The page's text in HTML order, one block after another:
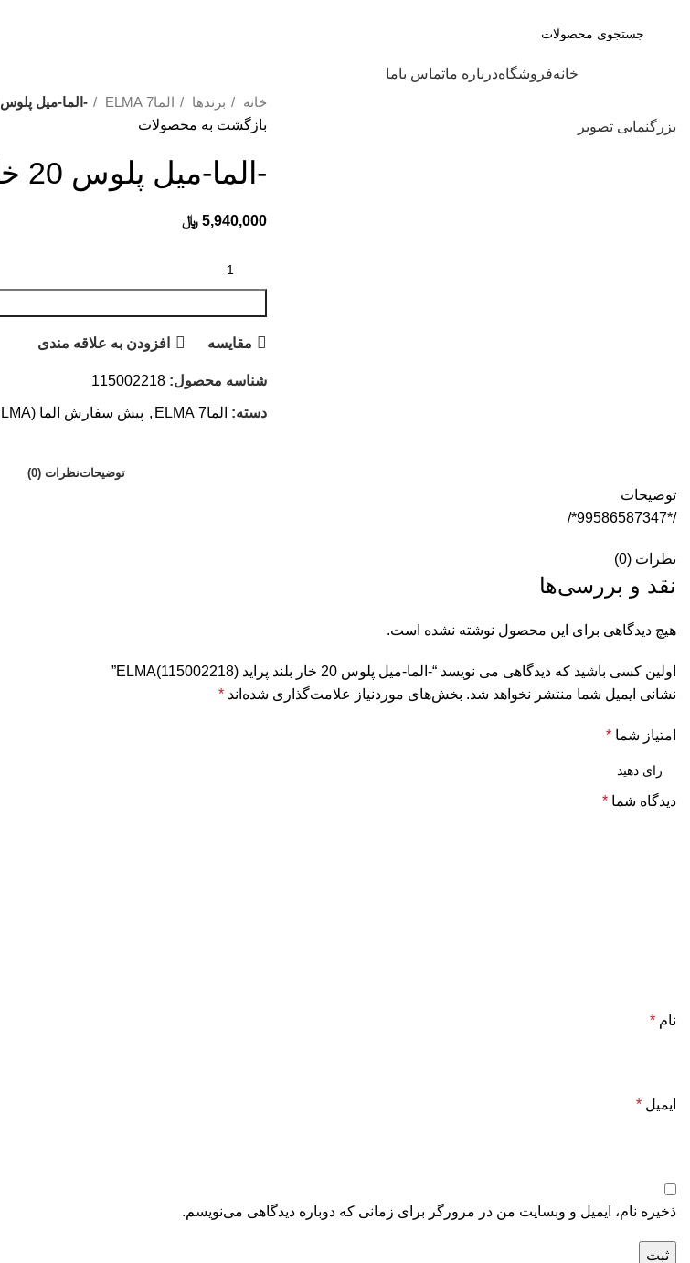
خانهفروشگاهدرباره ماتماس باما
بزرگنمایی تصویر
خانه برندها الما7 ELMA
-الما-میل پلوس 20 خار بلند پراید ELMA(115002218)
بازگشت به محصولات
-الما-میل پلوس 20 خار بلند پراید ELMA(115002218)
5,940,000 ﷼
مقایسه افزودن به علاقه مندی
شناسه محصول: 115002218
دسته: الما7 ELMA , پیش سفارش الما (ELMA)
توضیحاتنظرات (0)
توضیحات
/*99586587347*/
نظرات (0)
نقد و بررسی‌ها
هیچ دیدگاهی برای این محصول نوشته نشده است.
اولین کسی باشید که دیدگاهی می نویسد “-الما-میل پلوس 20 خار بلند پراید ELMA(115002218)”
نشانی ایمیل شما منتشر نخواهد شد. بخش‌های موردنیاز علامت‌گذاری شده‌اند *
امتیاز شما *
دیدگاه شما *
نام *
ایمیل *
ذخیره نام، ایمیل و وبسایت من در مرورگر برای زمانی که دوباره دیدگاهی می‌نویسم.